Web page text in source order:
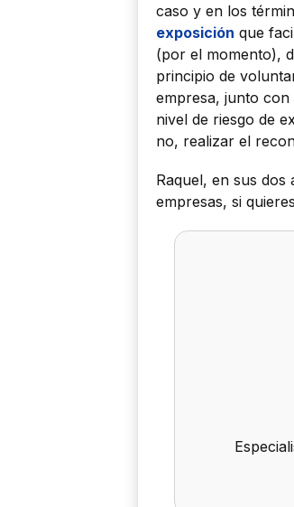
caso y en los
exposición que
(por el momento),
principio de
empresa, junto
nivel de riesgo de
no, realizar el
Raquel, en sus dos
empresas, si